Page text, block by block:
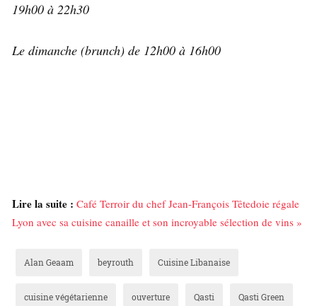
19h00 à 22h30
Le dimanche (brunch) de 12h00 à 16h00
Lire la suite : Café Terroir du chef Jean-François Têtedoie régale
Lyon avec sa cuisine canaille et son incroyable sélection de vins »
Alan Geaam beyrouth Cuisine Libanaise
cuisine végétarienne ouverture Qasti Qasti Green